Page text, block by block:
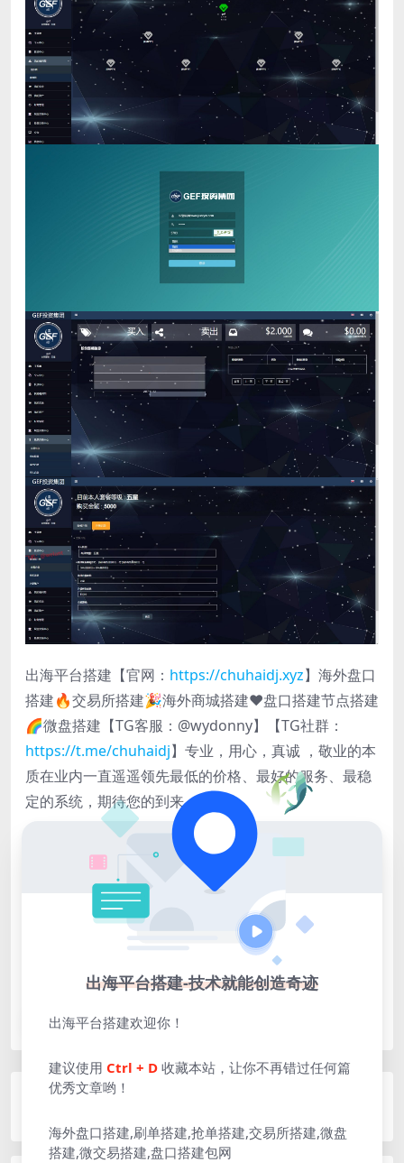
出海平台搭建【官网： https://chuhaidj.xyz】海外盘口
搭建🔥交易所搭建🎉海外商城搭建❤️盘口搭建节点搭建
🌈微盘搭建【TG客服：@wydonny】【TG社群：
https://t.me/chuhaidj】专业，用心，真诚 ，敬业的本
质在业内一直遥遥领先最低的价格、最好的服务、最稳
定的系统，期待您的到来
声明：本站所有文章，如无特殊说明或标注，均为本站原
创发布。任何个人或组织，在未征得本站同意时，禁止复
制、盗用、采集、发布本站内容到任何网站、书籍等各类媒
体平台。如若本站内容侵犯了原著者的合法权益，可联系我
微盘 控杀 股票
出海平台搭建
前端vue编译后
出海平台搭建-技术就能创造奇迹
出海平台搭建欢迎你！
建议使用 Ctrl + D 收藏本站，让你不再错过任何篇
优秀文章哟！
海外盘口搭建,刷单搭建,抢单搭建,交易所搭建,微盘
搭建,微交易搭建,盘口搭建包网